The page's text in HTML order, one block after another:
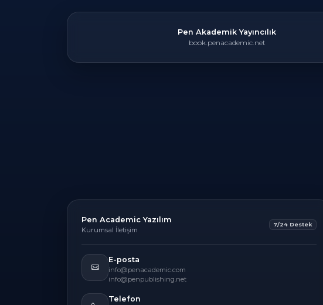
Pen Akademik Yayıncılık
book.penacademic.net
Pen Academic Yazılım
Kurumsal İletişim
7/24 Destek
E-posta
info@penacademic.com
info@penpublishing.net
Telefon